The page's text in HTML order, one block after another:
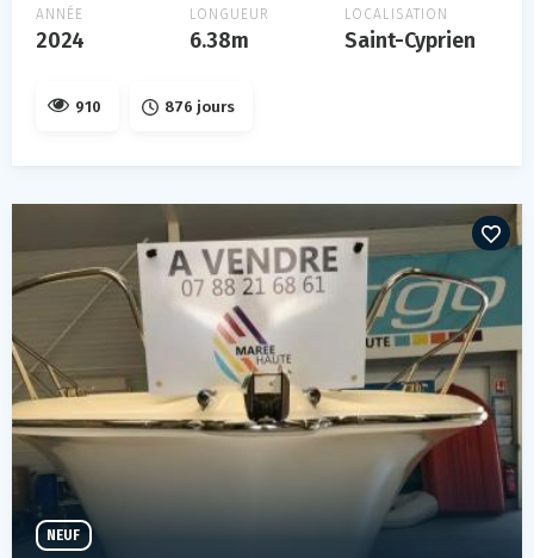
ANNÉE
2024
LONGUEUR
6.38m
LOCALISATION
Saint-Cyprien
910 876 jours
NEUF